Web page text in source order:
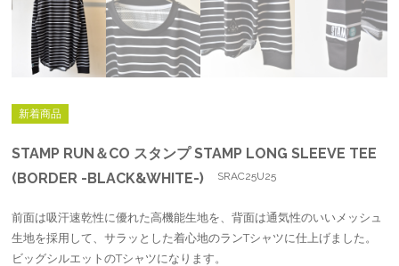
新着商品
STAMP RUN＆CO スタンプ STAMP LONG SLEEVE TEE
(BORDER -BLACK&WHITE-)
SRAC25U25
前面は吸汗速乾性に優れた高機能生地を、背面は通気性のいいメッシュ
生地を採用して、サラッとした着心地のランTシャツに仕上げました。
ビッグシルエットのTシャツになります。